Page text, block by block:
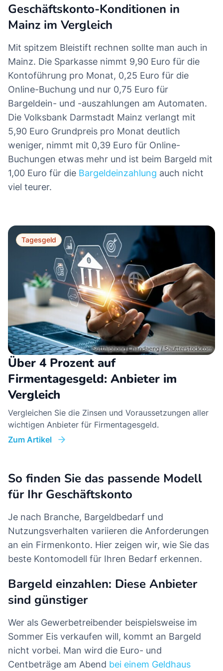
Geschäftskonto-Konditionen in
Mainz im Vergleich
Mit spitzem Bleistift rechnen sollte man auch in
Mainz. Die Sparkasse nimmt 9,90 Euro für die
Kontoführung pro Monat, 0,25 Euro für die
Online-Buchung und nur 0,75 Euro für
Bargeldein- und -auszahlungen am Automaten.
Die Volksbank Darmstadt Mainz verlangt mit
5,90 Euro Grundpreis pro Monat deutlich
weniger, nimmt mit 0,39 Euro für Online-
Buchungen etwas mehr und ist beim Bargeld mit
1,00 Euro für die Bargeldeinzahlung auch nicht
viel teurer.
Tagesgeld
Über 4 Prozent auf
Firmentagesgeld: Anbieter im
Vergleich
Vergleichen Sie die Zinsen und Voraussetzungen aller
wichtigen Anbieter für Firmentagesgeld.
Zum Artikel
So finden Sie das passende Modell
für Ihr Geschäftskonto
Je nach Branche, Bargeldbedarf und
Nutzungsverhalten variieren die Anforderungen
an ein Firmenkonto. Hier zeigen wir, wie Sie das
beste Kontomodell für Ihren Bedarf erkennen.
Bargeld einzahlen: Diese Anbieter
sind günstiger
Wer als Gewerbetreibender beispielsweise im
Sommer Eis verkaufen will, kommt an Bargeld
nicht vorbei. Man wird die Euro- und
Centbeträge am Abend bei einem Geldhaus